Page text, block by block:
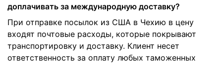
доплачивать за международную доставку?
При отправке посылок из США в Чехию в цену
входят почтовые расходы, которые покрывают
транспортировку и доставку. Клиент несет
ответственность за оплату любых таможенных